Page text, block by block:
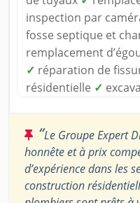
inspection par
fosse septique et
remplacement
✓ réparation de
résidentielle ✓
“Le Groupe Expert
honnête et à prix
d’expérience dans les
construction